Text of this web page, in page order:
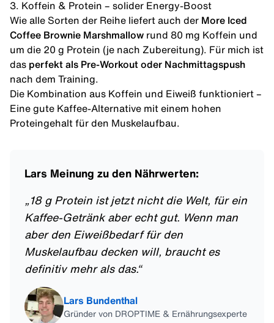
3. Koffein & Protein – solider Energy-Boost
Wie alle Sorten der Reihe liefert auch der More Iced
Coffee Brownie Marshmallow rund 80 mg Koffein und
um die 20 g Protein (je nach Zubereitung). Für mich ist
das perfekt als Pre-Workout oder Nachmittagspush
nach dem Training
Die Kombination aus Koffein und Eiweiß funktioniert –
Eine gute Kaffee-Alternative mit einem hohen
Proteingehalt für den Muskelaufbau
Lars Meinung zu den Nährwerten:
18 g Protein ist jetzt nicht die Welt, für ein
Kaffee-Getränk aber echt gut. Wenn man
aber den Eiweißbedarf für den
Muskelaufbau decken will, braucht es
definitiv mehr als das. “
Lars Bundenthal
Gründer von DROPTIME & Ernährungsexperte